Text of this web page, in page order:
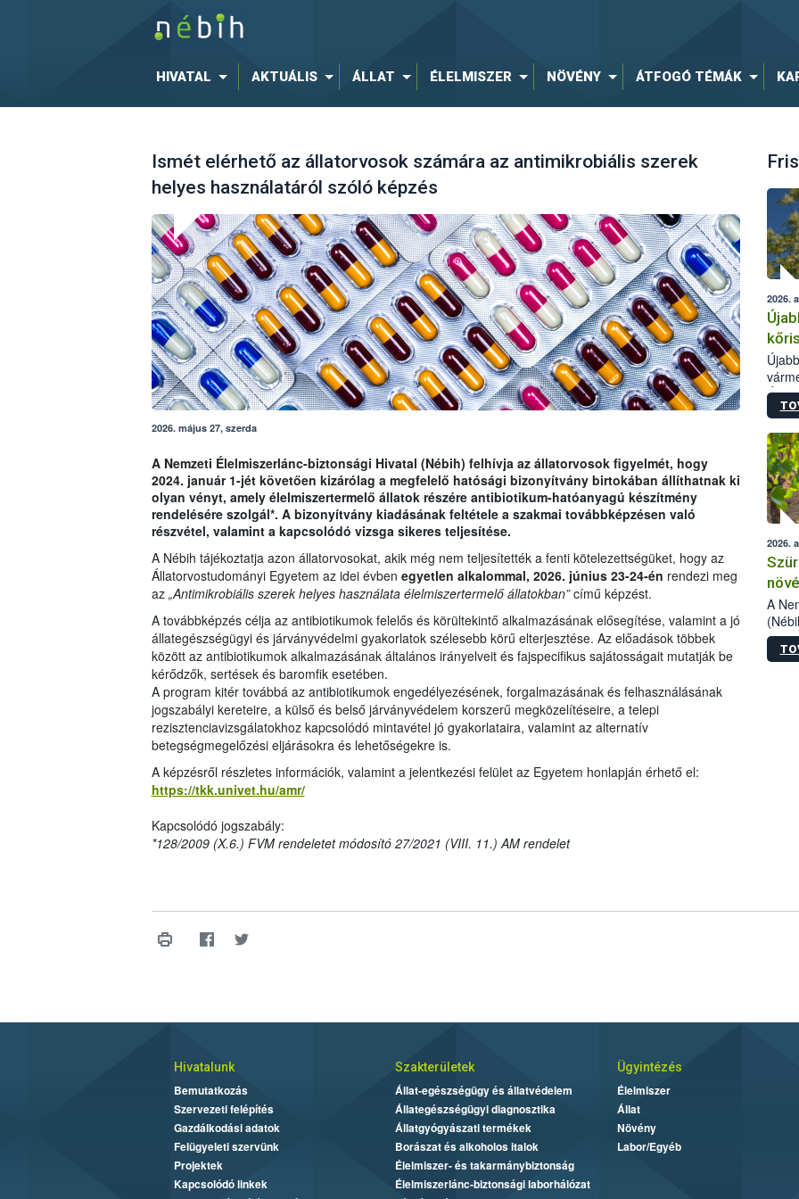
HIVATAL AKTUÁLIS ÁLLAT ÉLELMISZER NÖVÉNY ÁTFOGÓ TÉMÁK
Ismét elérhető az állatorvosok számára az antimikrobiális szerek
helyes használatáról szóló képzés
2026. május 27, szerda
A Nemzeti Élelmiszerlánc-biztonsági Hivatal (Nébih) felhívja az állatorvosok figyelmét, hogy
2024. január 1-jét követően kizárólag a megfelelő hatósági bizonyítvány birtokában állíthatnak ki
olyan vényt, amely élelmiszertermelő állatok részére antibiotikum-hatóanyagú készítmény
rendelésére szolgál*. A bizonyítvány kiadásának feltétele a szakmai továbbképzésen való
részvétel, valamint a kapcsolódó vizsga sikeres teljesítése.
A Nébih tájékoztatja azon állatorvosokat, akik még nem teljesítették a fenti kötelezettségüket, hogy az
Állatorvostudományi Egyetem az idei évben egyetlen alkalommal, 2026. június 23-24-én rendezi meg
az „Antimikrobiális szerek helyes használata élelmiszertermelő állatokban”című képzést.
A továbbképzés célja az antibiotikumok felelős és körültekintő alkalmazásának elősegítése, valamint a jó
állategészségügyi és járványvédelmi gyakorlatok szélesebb körű elterjesztése. Az előadások többek
között az antibiotikumok alkalmazásának általános irányelveit és fajspecifikus sajátosságait mutatják be
kérődzők, sertések és baromfik esetében.
A program kitér továbbá az antibiotikumok engedélyezésének, forgalmazásának és felhasználásának
jogszabályi kereteire, a külső és belső járványvédelem korszerű megközelítéseire, a telepi
rezisztenciavizsgálatokhoz kapcsolódó mintavétel jó gyakorlataira, valamint az alternatív
betegségmegelőzési eljárásokra és lehetőségekre is.
A képzésről részletes információk, valamint a jelentkezési felület az Egyetem honlapján érhető el:
https://tkk.univet.hu/amr/
Kapcsolódó jogszabály:
*128/2009 (X.6.) FVM rendeletet módosító 27/2021 (VIII. 11.) AM rendelet
2026.
2026.
A
Hivatalunk
Bemutatkozás
Szervezeti felépítés
Gazdálkodási adatok
Felügyeleti szervünk
Projektek
Kapcsolódó linkek
Szakterületek
Állat-egészségügy és állatvédelem
Állategészségügyi diagnosztika
Állatgyógyászati termékek
Borászat és alkoholos italok
Élelmiszer- és takarmánybiztonság
Élelmiszerlánc-biztonsági laborhálózat
Ügyintézés
Élelmiszer
Állat
Növény
Labor/Egyéb